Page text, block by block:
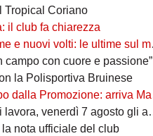
Tropical Coriano
il club fa chiarezza
volti: le ultime sul mercato del girone A
campo con cuore e passione”
la Polisportiva Bruinese
arriva Mauro Tomas Cecreta
gli amaranto cominciano la preparazione
nota ufficiale del club